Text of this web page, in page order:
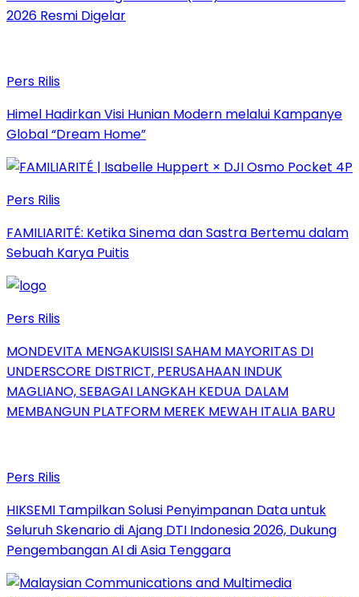
2026 Resmi Digelar
Pers Rilis
Himel Hadirkan Visi Hunian Modern melalui Kampanye
Global “Dream Home”
Pers Rilis
FAMILIARITÉ: Ketika Sinema dan Sastra Bertemu dalam
Sebuah Karya Puitis
Pers Rilis
MONDEVITA MENGAKUISISI SAHAM MAYORITAS DI
UNDERSCORE DISTRICT, PERUSAHAAN INDUK
MAGLIANO, SEBAGAI LANGKAH KEDUA DALAM
MEMBANGUN PLATFORM MEREK MEWAH ITALIA BARU
Pers Rilis
HIKSEMI Tampilkan Solusi Penyimpanan Data untuk
Seluruh Skenario di Ajang DTI Indonesia 2026, Dukung
Pengembangan AI di Asia Tenggara